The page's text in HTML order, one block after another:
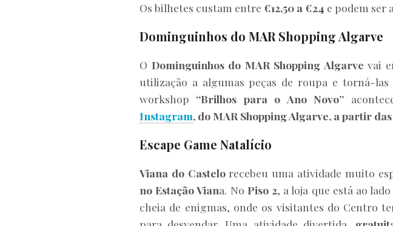
Os bilhetes custam entre €12,50 a €24 e podem ser
Dominguinhos do MAR Shopping Algarve
O Dominguinhos do MAR Shopping Algarve vai
utilização a algumas peças de roupa e torná-las
workshop “Brilhos para o Ano Novo”
Instagram, do MAR Shopping Algarve, a partir das
Escape Game Natalício
Viana do Castelorecebeu uma atividade muito
no Estação Viana. No Piso 2, a loja que está ao
cheia de enigmas, onde os visitantes do Centro